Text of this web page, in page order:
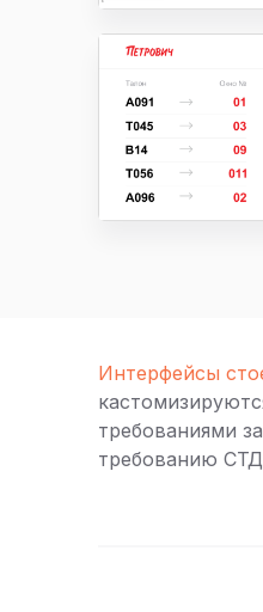
Интерфейсы
требованиями
требованию